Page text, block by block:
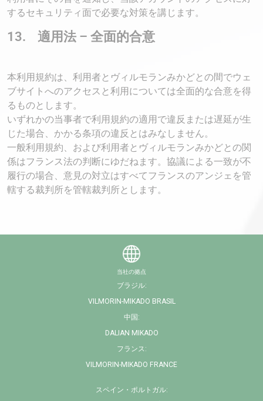
するセキュリティ面で必要な対策を講じます。
13. 適用法 – 全面的合意
本利用規約は、利用者とヴィルモランみかどとの間でウェ
ブサイトへのアクセスと利用については全面的な合意を得
るものとします。
いずれかの当事者で利用規約の適用で違反または遅延が生
じた場合、かかる条項の違反とはみなしません。
一般利用規約、および利用者とヴィルモランみかどとの関
係はフランス法の判断にゆだねます。協議による一致が不
履行の場合、意見の対立はすべてフランスのアンジェを管
轄する裁判所を管轄裁判所とします。
当社の拠点
ブラジル:
VILMORIN-MIKADO BRASIL
中国:
DALIAN MIKADO
フランス:
VILMORIN-MIKADO FRANCE
スペイン・ポルトガル: